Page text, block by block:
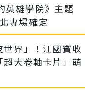
英雄學院》主題
專場確定
世界」！江國賓收
大卷軸卡片」萌